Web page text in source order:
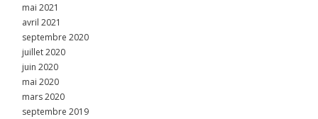
mai 2021
avril 2021
septembre 2020
juillet 2020
juin 2020
mai 2020
mars 2020
septembre 2019